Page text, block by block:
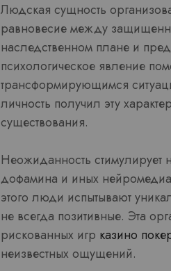
Людская сущность
равновесие между
наследственном плане и
психологическое явление
трансформирующимся
личность получил эту
существования.
Неожиданность стимулирует
дофамина и иных
этого люди испытывают
не всегда позитивные. Эта
рискованных игр казино
неизвестных ощущений.